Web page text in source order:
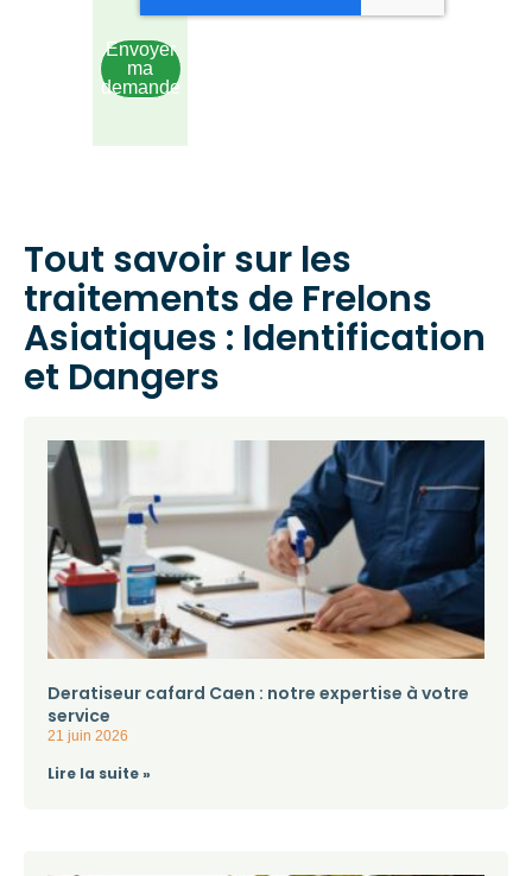
Envoyer
ma
demande
Tout savoir sur les
traitements de Frelons
Asiatiques : Identification
et Dangers
Deratiseur cafard Caen : notre expertise à votre
service
21 juin 2026
Lire la suite »